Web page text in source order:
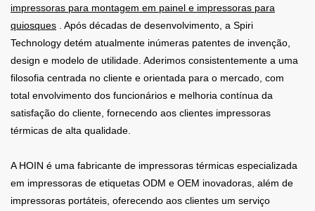
impressoras para montagem em painel e impressoras para
quiosques . Após décadas de desenvolvimento, a Spiri
Technology detém atualmente inúmeras patentes de invenção,
design e modelo de utilidade. Aderimos consistentemente a uma
filosofia centrada no cliente e orientada para o mercado, com
total envolvimento dos funcionários e melhoria contínua da
satisfação do cliente, fornecendo aos clientes impressoras
térmicas de alta qualidade.
A HOIN é uma fabricante de impressoras térmicas especializada
em impressoras de etiquetas ODM e OEM inovadoras, além de
impressoras portáteis, oferecendo aos clientes um serviço